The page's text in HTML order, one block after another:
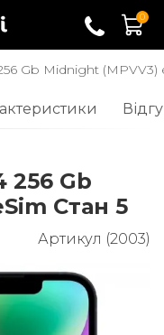
0
Gb Midnight (MPVV3)
256 Gb
Стан 5
Артикул (2003)